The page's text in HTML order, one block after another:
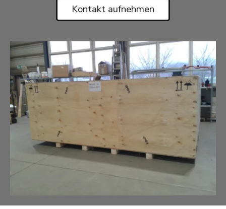
Kontakt aufnehmen